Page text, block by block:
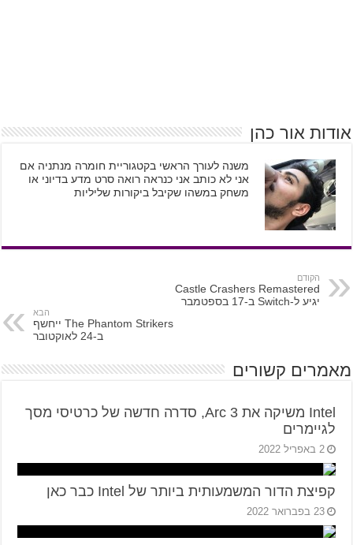
אודות אור כהן
משנה לעורך הראשי בקטגוריית חומרה מנתניה אם
אני לא כותב אני כנראה רואה סרט מדע בדיוני או
משחק במשהו שקיבל ביקורות שליליות
הקודם
Castle Crashers Remastered
יגיע ל-Switch ב-17 בספטמבר
הבא
The Phantom Strikers ייחשף
ב-24 לאוקטובר
מאמרים קשורים
Intel משיקה את Arc 3, סדרה חדשה של כרטיסי מסך
לגיימרים
2 באפריל 2022
קפיצת הדור המשמעותית ביותר של Intel כבר כאן
23 בפברואר 2022